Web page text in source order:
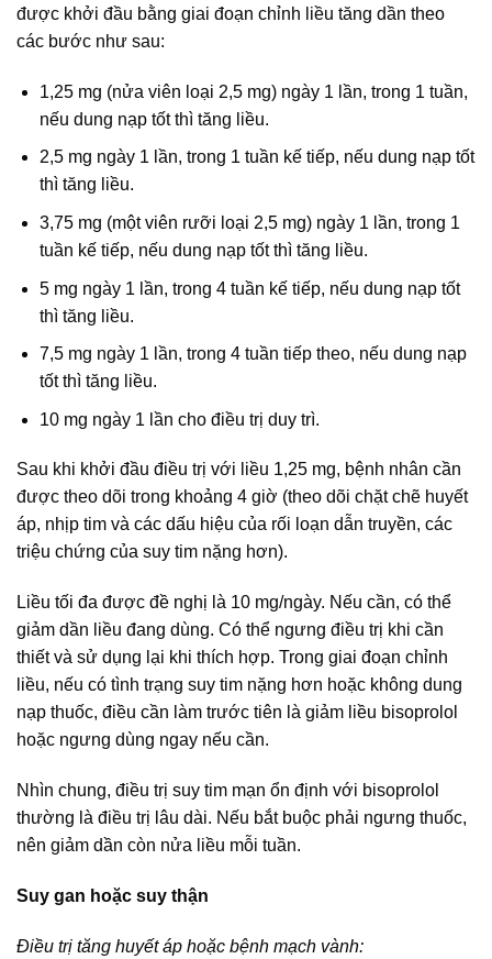
được khởi đầu bằng giai đoạn chỉnh liều tăng dần theo
các bước như sau:
1,25 mg (nửa viên loại 2,5 mg) ngày 1 lần, trong 1 tuần,
nếu dung nạp tốt thì tăng liều.
2,5 mg ngày 1 lần, trong 1 tuần kế tiếp, nếu dung nạp tốt
thì tăng liều.
3,75 mg (một viên rưỡi loại 2,5 mg) ngày 1 lần, trong 1
tuần kế tiếp, nếu dung nạp tốt thì tăng liều.
5 mg ngày 1 lần, trong 4 tuần kế tiếp, nếu dung nạp tốt
thì tăng liều.
7,5 mg ngày 1 lần, trong 4 tuần tiếp theo, nếu dung nạp
tốt thì tăng liều.
10 mg ngày 1 lần cho điều trị duy trì.
Sau khi khởi đầu điều trị với liều 1,25 mg, bệnh nhân cần
được theo dõi trong khoảng 4 giờ (theo dõi chặt chẽ huyết
áp, nhịp tim và các dấu hiệu của rối loạn dẫn truyền, các
triệu chứng của suy tim nặng hơn).
Liều tối đa được đề nghị là 10 mg/ngày. Nếu cần, có thể
giảm dần liều đang dùng. Có thể ngưng điều trị khi cần
thiết và sử dụng lại khi thích hợp. Trong giai đoạn chỉnh
liều, nếu có tình trạng suy tim nặng hơn hoặc không dung
nạp thuốc, điều cần làm trước tiên là giảm liều bisoprolol
hoặc ngưng dùng ngay nếu cần.
Nhìn chung, điều trị suy tim mạn ổn định với bisoprolol
thường là điều trị lâu dài. Nếu bắt buộc phải ngưng thuốc,
nên giảm dần còn nửa liều mỗi tuần.
Suy gan hoặc suy thận
Điều trị tăng huyết áp hoặc bệnh mạch vành: